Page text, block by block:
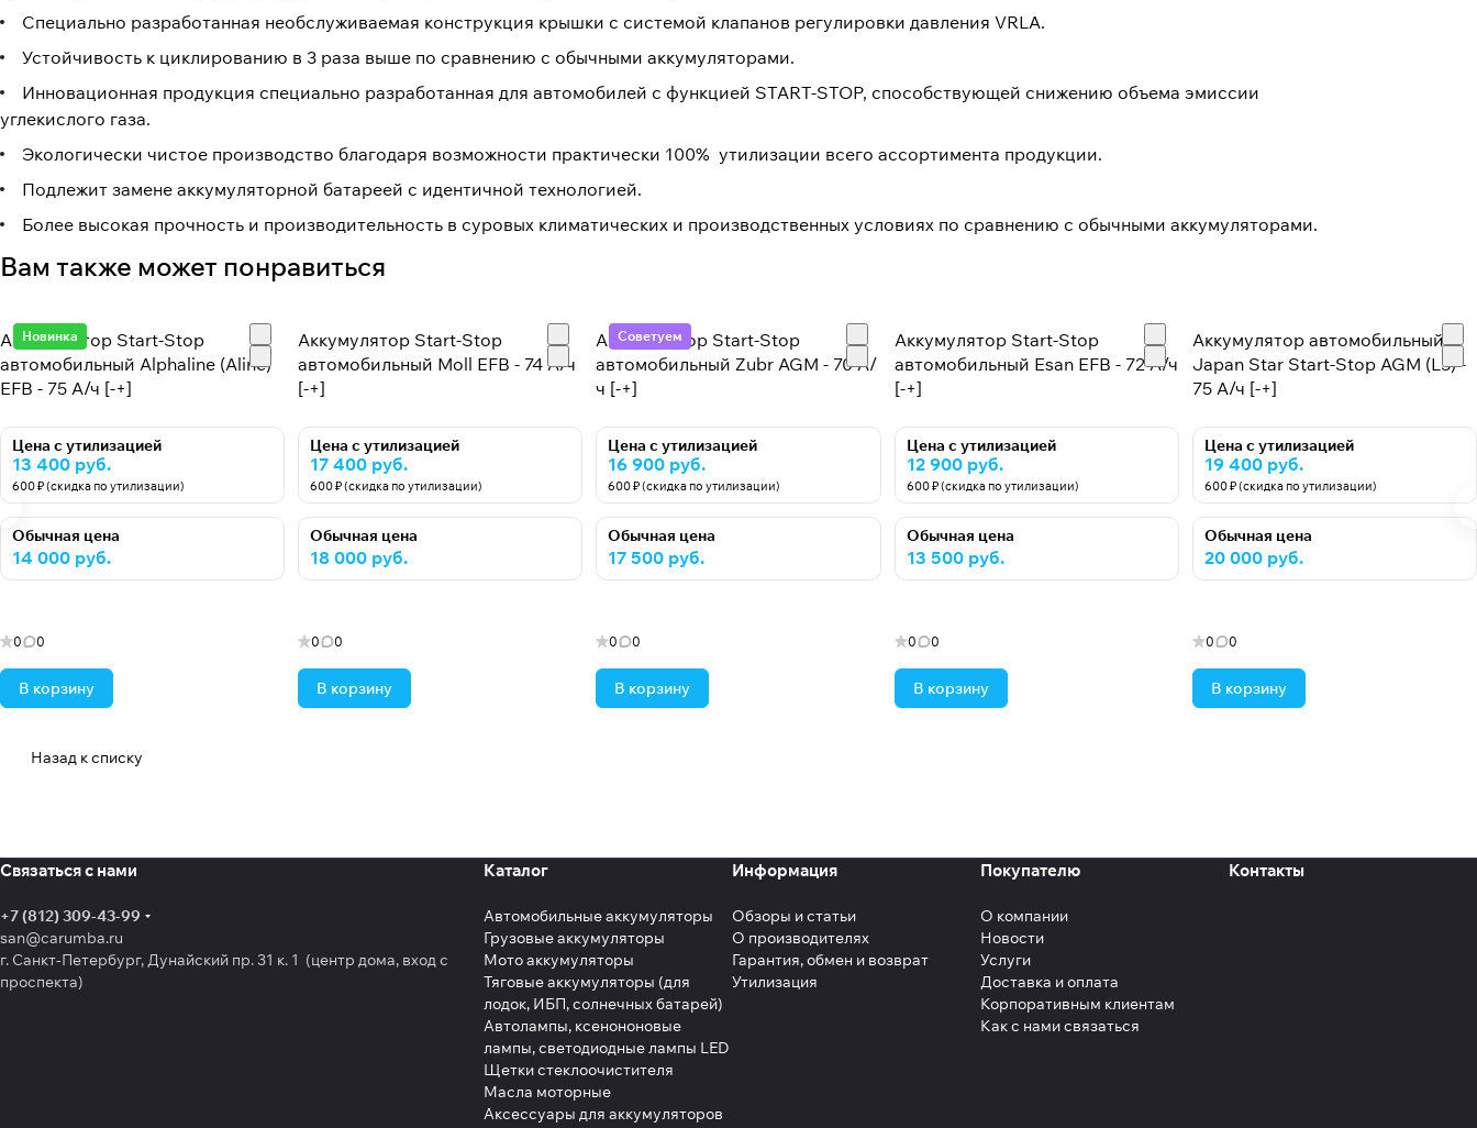
Специально разработанная необслуживаемая конструкция крышки с системой клапанов регулировки давления VRLA.
Устойчивость к циклированию в 3 раза выше по сравнению с обычными аккумуляторами.
Инновационная продукция специально разработанная для автомобилей с функцией START-STOP, способствующей снижению объема эмиссии
углекислого газа.
Экологически чистое производство благодаря возможности практически 100% утилизации всего ассортимента продукции.
Подлежит замене аккумуляторной батареей с идентичной технологией.
Более высокая прочность и производительность в суровых климатических и производственных условиях по сравнению с обычными аккумуляторами.
Вам также может понравиться
Новинка
Аккумулятор Start-Stop
автомобильный Alphaline (Aline)
EFB - 75 А/ч [-+]
Цена с утилизацией
13 400 руб.
600 ₽ (скидка по утилизации)
Обычная цена
14 000 руб.
0 0
В корзину
Аккумулятор Start-Stop
автомобильный Moll EFB - 74 А/ч
[-+]
Цена с утилизацией
17 400 руб.
600 ₽ (скидка по утилизации)
Обычная цена
18 000 руб.
0 0
В корзину
Советуем
Аккумулятор Start-Stop
автомобильный Zubr AGM - 70 А/
ч [-+]
Цена с утилизацией
16 900 руб.
600 ₽ (скидка по утилизации)
Обычная цена
17 500 руб.
0 0
В корзину
Аккумулятор Start-Stop
автомобильный Esan EFB - 72 А/ч
[-+]
Цена с утилизацией
12 900 руб.
600 ₽ (скидка по утилизации)
Обычная цена
13 500 руб.
0 0
В корзину
Аккумулятор автомобильный
Japan Star Start-Stop AGM (L3) -
75 А/ч [-+]
Цена с утилизацией
19 400 руб.
600 ₽ (скидка по утилизации)
Обычная цена
20 000 руб.
0 0
В корзину
Назад к списку
Связаться с нами
+7 (812) 309-43-99
san@carumba.ru
г. Санкт-Петербург, Дунайский пр. 31 к. 1 (центр дома, вход с
проспекта)
Каталог
Автомобильные аккумуляторы
Грузовые аккумуляторы
Мото аккумуляторы
Тяговые аккумуляторы (для
лодок, ИБП, солнечных батарей)
Автолампы, ксенононовые
лампы, светодиодные лампы LED
Щетки стеклоочистителя
Масла моторные
Аксессуары для аккумуляторов
Информация
Обзоры и статьи
О производителях
Гарантия, обмен и возврат
Утилизация
Покупателю
О компании
Новости
Услуги
Доставка и оплата
Корпоративным клиентам
Как с нами связаться
Контакты